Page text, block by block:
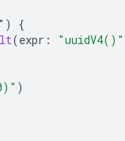
{
(expr : "uuidV4()"
)